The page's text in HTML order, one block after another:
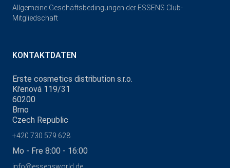
Allgemeine Geschäftsbedingungen der ESSENS Club-
Mitgliedschaft
KONTAKTDATEN
Erste cosmetics distribution s.r.o.
Křenová 119/31
60200
Brno
Czech Republic
+420 730 579 628
Mo - Fre 8:00 - 16:00